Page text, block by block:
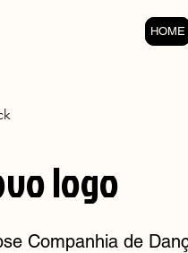
HOME
logo
Companhia de